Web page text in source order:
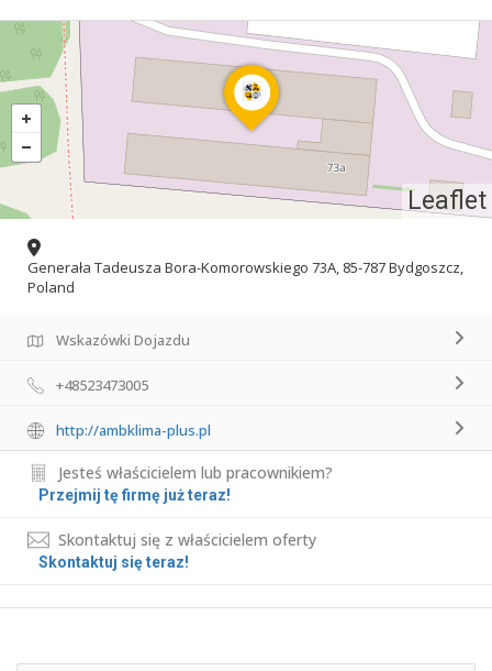
Leaflet
Generała Tadeusza Bora-Komorowskiego 73A, 85-787 Bydgoszcz,
Poland
Wskazówki Dojazdu
+48523473005
http://ambklima-plus.pl
Jesteś właścicielem lub pracownikiem?
Przejmij tę firmę już teraz!
Skontaktuj się z właścicielem oferty
Skontaktuj się teraz!